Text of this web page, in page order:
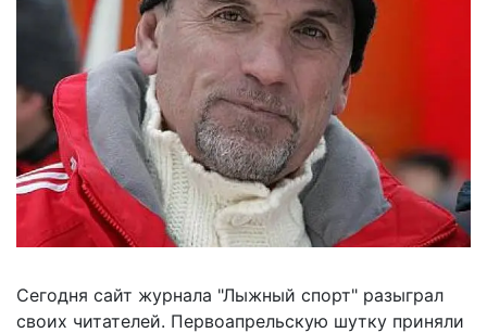
Сегодня сайт журнала "Лыжный спорт" разыграл
своих читателей. Первоапрельскую шутку приняли